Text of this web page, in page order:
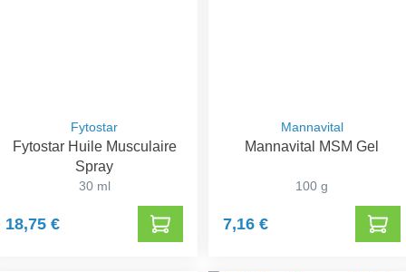
Fytostar
Fytostar Huile Musculaire
Spray
30 ml
18,75 €
Mannavital
Mannavital MSM Gel
100 g
7,16 €